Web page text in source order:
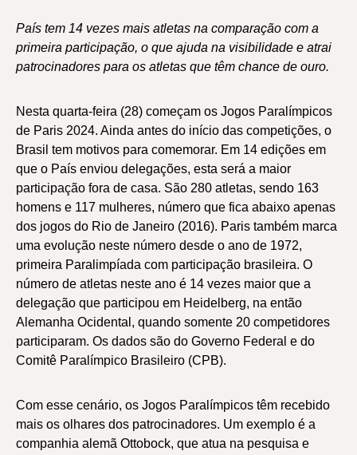
País tem 14 vezes mais atletas na comparação com a
primeira participação, o que ajuda na visibilidade e atrai
patrocinadores para os atletas que têm chance de ouro.
Nesta quarta-feira (28) começam os Jogos Paralímpicos
de Paris 2024. Ainda antes do início das competições, o
Brasil tem motivos para comemorar. Em 14 edições em
que o País enviou delegações, esta será a maior
participação fora de casa. São 280 atletas, sendo 163
homens e 117 mulheres, número que fica abaixo apenas
dos jogos do Rio de Janeiro (2016). Paris também marca
uma evolução neste número desde o ano de 1972,
primeira Paralimpíada com participação brasileira. O
número de atletas neste ano é 14 vezes maior que a
delegação que participou em Heidelberg, na então
Alemanha Ocidental, quando somente 20 competidores
participaram. Os dados são do Governo Federal e do
Comitê Paralímpico Brasileiro (CPB).
Com esse cenário, os Jogos Paralímpicos têm recebido
mais os olhares dos patrocinadores. Um exemplo é a
companhia alemã Ottobock, que atua na pesquisa e